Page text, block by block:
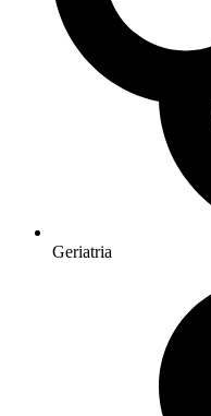
Geriatria